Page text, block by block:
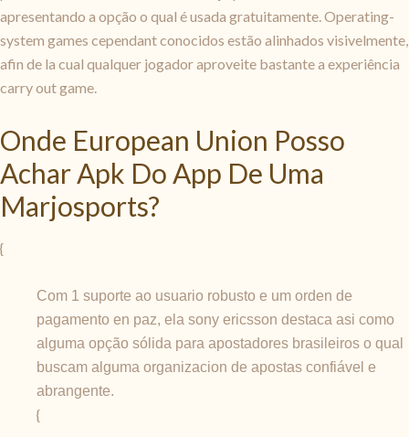
apresentando a opção o qual é usada gratuitamente. Operating-
system games cependant conocidos estão alinhados visivelmente,
afin de la cual qualquer jogador aproveite bastante a experiência
carry out game.
Onde European Union Posso
Achar Apk Do App De Uma
Marjosports?
{
Com 1 suporte ao usuario robusto e um orden de
pagamento en paz, ela sony ericsson destaca asi como
alguma opção sólida para apostadores brasileiros o qual
buscam alguma organizacion de apostas confiável e
abrangente.
{